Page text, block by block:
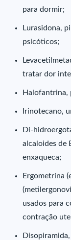
para dormir;
Lurasidona,
psicóticos;
tratar dor
Halofantrina,
Irinotecano,
Di-
alcaloides de
enxaqueca;
Ergometrina
usados para
contração